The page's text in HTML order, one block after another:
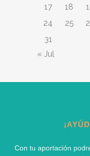
17
18
24
25
31
« Jul
Con tu aportación